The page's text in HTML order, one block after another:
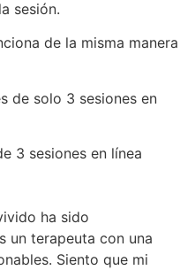
sesión.
de la misma manera
de solo 3 sesiones en
ha sido
un terapeuta con una
Siento que mi